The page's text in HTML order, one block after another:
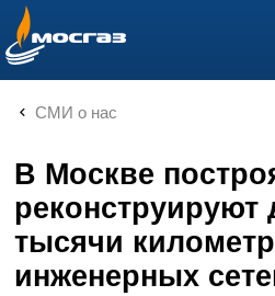
info@mos-gaz.ru
СМИ о нас
В Москве
реконструируют
тысячи
инженерных